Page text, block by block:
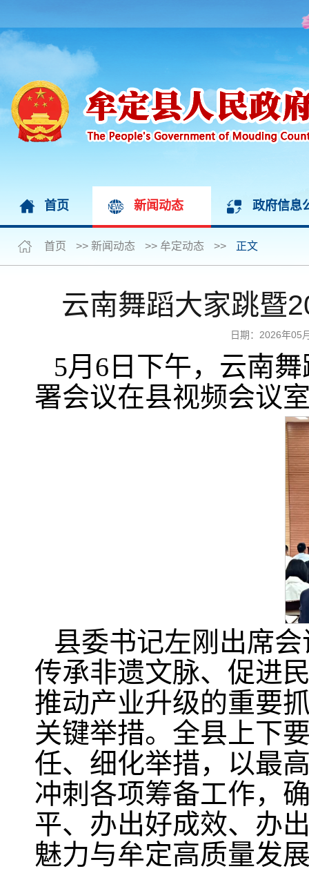
首页 新闻动态 政府信息
首页 >> 新闻动态 >> 牟定动态 >> 正文
云南舞蹈大家跳暨
日期：2026年
5月6日下午，云南
署会议在县视频会议
县委书记左刚出席
传承非遗文脉、促进
推动产业升级的重要
关键举措。全县上下
任、细化举措，以最
冲刺各项筹备工作，
平、办出好成效、办
魅力与牟定高质量发